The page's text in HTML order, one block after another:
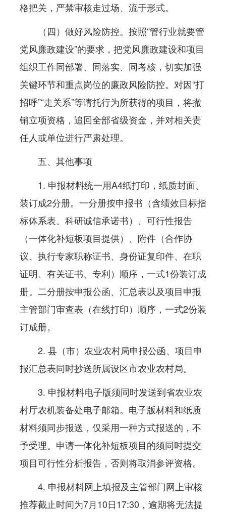
格把关，严禁审核走过场、流于形式。
（四）做好风险防控。按照“管行业就要管
党风廉政建设”的要求，把党风廉政建设和项目
组织工作同部署、同落实、同考核，切实加强
关键环节和重点岗位的廉政风险防控。对因“打
招呼”“走关系”等请托行为所获得的项目，将撤
销立项资格，追回全部省级资金，并对相关责
任人或单位进行严肃处理。
五、其他事项
1. 申报材料统一用A4纸打印，纸质封面、
装订成2分册。一分册按申报书（含绩效目标指
标体系表、科研诚信承诺书）、可行性报告
（一体化补短板项目提供）、附件（合作协
议、执行专家职称证书、身份证复印件、在职
证明、有关证书、专利）顺序，一式1份装订成
册。二分册按申报公函、汇总表以及项目申报
主管部门审查表（在线打印）顺序，一式2份装
订成册。
2. 县（市）农业农村局申报公函、项目申
报汇总表同时抄送所属设区市农业农村局。
3. 申报材料电子版须同时发送到省农业农
村厅农机装备处电子邮箱。电子版材料和纸质
材料须同步报送，仅采用一种方式报送的，不
予受理。申请一体化补短板项目的须同时提交
项目可行性分析报告，否则将取消参评资格。
4. 申报材料网上填报及主管部门网上审核
推荐截止时间为7月10日17:30，逾期将无法提